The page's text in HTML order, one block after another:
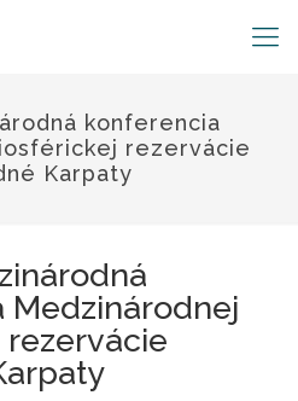
konferencia
rezervácie
Karpaty
Medzinárodnej